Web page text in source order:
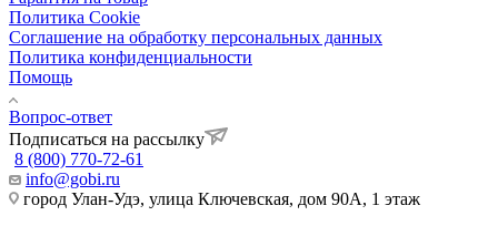
Политика Cookie
Соглашение на обработку персональных данных
Политика конфиденциальности
Помощь
Вопрос-ответ
Подписаться на рассылку
8 (800) 770-72-61
info@gobi.ru
город Улан-Удэ, улица Ключевская, дом 90А, 1 этаж